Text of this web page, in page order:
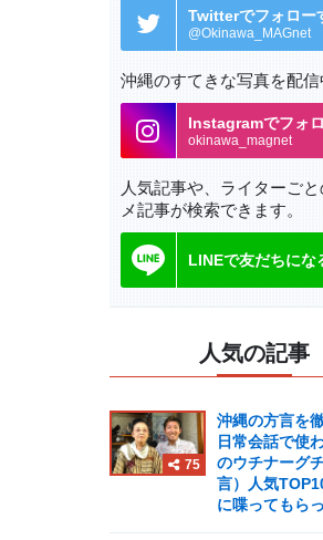
Twitterでフォロー
@Okinawa_MAGnet
沖縄のすてきな写真を配信
Instagramでフォ
okinawa_magnet
人気記事や、ライターごと
メ記事が検索できます。
LINEで友だちにな
人気の記事
75
沖縄の方言を
日常会話で使
のウチナーグ
言）人気
に喋ってもら